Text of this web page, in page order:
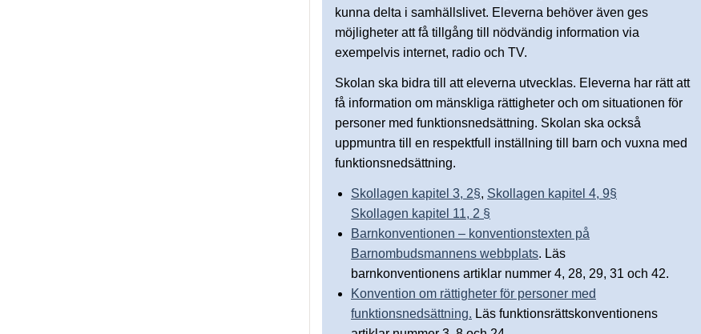
kunna delta i samhällslivet. Eleverna behöver även ges
möjligheter att få tillgång till nödvändig information via
exempelvis internet, radio och TV.
Skolan ska bidra till att eleverna utvecklas. Eleverna har rätt att
få information om mänskliga rättigheter och om situationen för
personer med funktionsnedsättning. Skolan ska också
uppmuntra till en respektfull inställning till barn och vuxna med
funktionsnedsättning.
Skollagen kapitel 3, 2§, Skollagen kapitel 4, 9§
Skollagen kapitel 11, 2 §
Barnkonventionen – konventionstexten på
Barnombudsmannens webbplats. Läs
barnkonventionens artiklar nummer 4, 28, 29, 31 och 42.
Konvention om rättigheter för personer med
funktionsnedsättning. Läs funktionsrättskonventionens